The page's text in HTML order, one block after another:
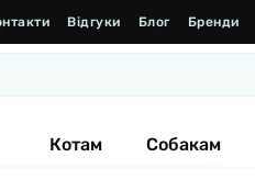
Відгуки Блог Бренди
Котам Собакам